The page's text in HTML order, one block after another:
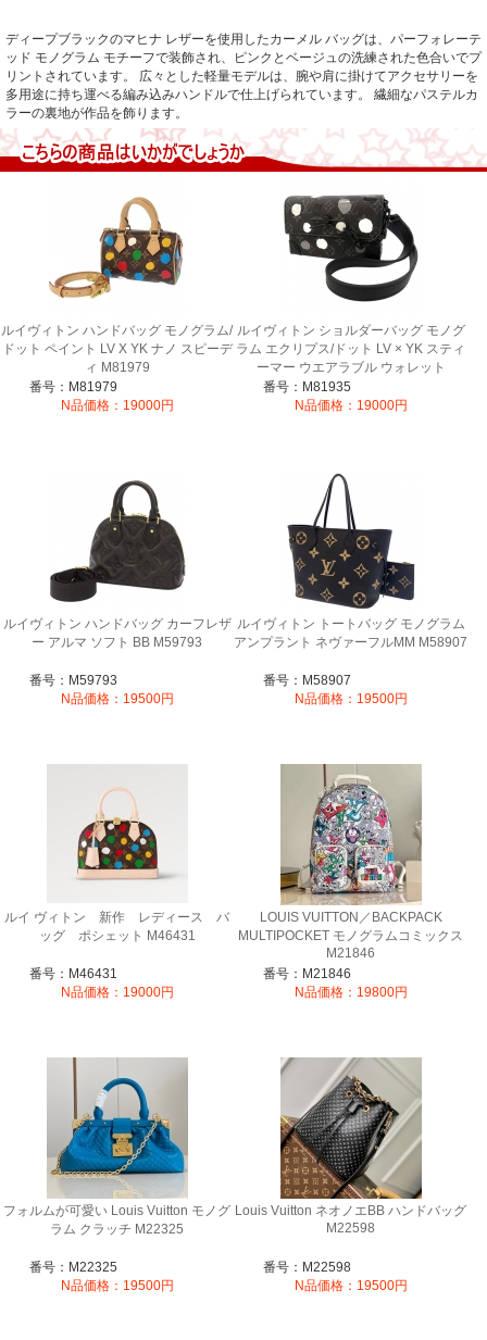
ディープブラックのマヒナ レザーを使用したカーメル バッグは、パーフォレーテ
ッド モノグラム モチーフで装飾され、ピンクとベージュの洗練された色合いでプ
リントされています。 広々とした軽量モデルは、腕や肩に掛けてアクセサリーを
多用途に持ち運べる編み込みハンドルで仕上げられています。 繊細なパステルカ
ラーの裏地が作品を飾ります。
ルイヴィトン ハンドバッグ モノグラム/
ドット ペイント LV X YK ナノ スピーデ
ィ M81979
番号：M81979
N品価格：19000円
ルイヴィトン ショルダーバッグ モノグ
ラム エクリプス/ドット LV × YK スティ
ーマー ウエアラブル ウォレット
M81935
番号：M81935
N品価格：19000円
ルイヴィトン ハンドバッグ カーフレザ
ー アルマ ソフト BB M59793
番号：M59793
N品価格：19500円
ルイヴィトン トートバッグ モノグラム
アンプラント ネヴァーフルMM M58907
番号：M58907
N品価格：19500円
ルイ ヴィトン 新作 レディース バ
ッグ ポシェット M46431
番号：M46431
N品価格：19000円
LOUIS VUITTON／BACKPACK
MULTIPOCKET モノグラムコミックス
M21846
番号：M21846
N品価格：19800円
フォルムが可愛い Louis Vuitton モノグ
ラム クラッチ M22325
番号：M22325
N品価格：19500円
Louis Vuitton ネオノエBB ハンドバッグ
M22598
番号：M22598
N品価格：19500円